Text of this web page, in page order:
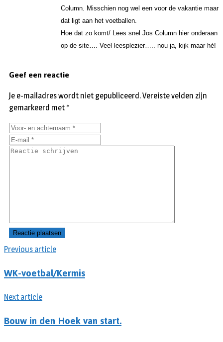
Column. Misschien nog wel een voor de vakantie maar
dat ligt aan het voetballen.
Hoe dat zo komt/ Lees snel Jos Column hier onderaan
op de site…. Veel leesplezier….. nou ja, kijk maar hè!
Previous article
WK-voetbal/Kermis
Next article
Bouw in den Hoek van start.
Geef een reactie
Je e-mailadres wordt niet gepubliceerd.Vereiste velden zijn
gemarkeerd met *